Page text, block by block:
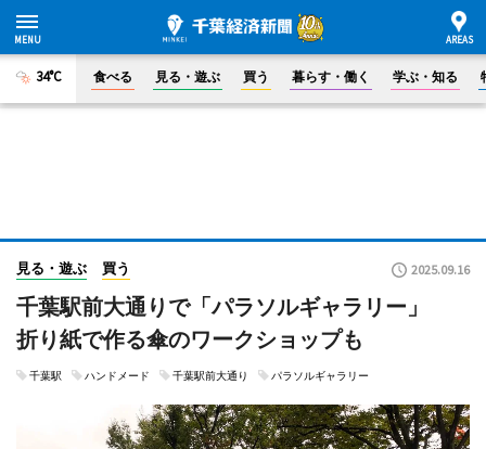
34°C 食べる 見る・遊ぶ 買う 暮らす・働く 学ぶ・知る
見る・遊ぶ 買う 2025.09.16
千葉駅前大通りで「パラソルギャラリー」
折り紙で作る傘のワークショップも
千葉駅 ハンドメード 千葉駅前大通り パラソルギャラリー